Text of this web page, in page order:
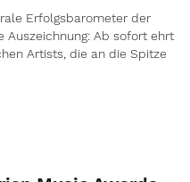
Erfolgsbarometer der
Auszeichnung: Ab sofort ehrt
Artists, die an die Spitze